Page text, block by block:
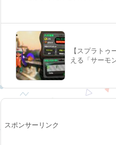
【スプラトゥ
える「サーモ
スポンサーリンク